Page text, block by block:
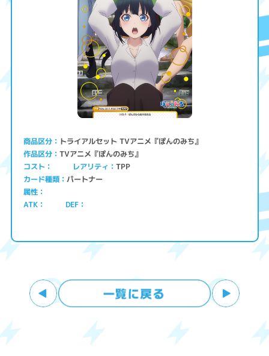
商品区分 トライアルセット TVアニメ『ぽんのみち』
作品区分 TVアニメ『ぽんのみち』
コスト レアリティ TPP
カード種類 パートナー
属性
ATK
DEF